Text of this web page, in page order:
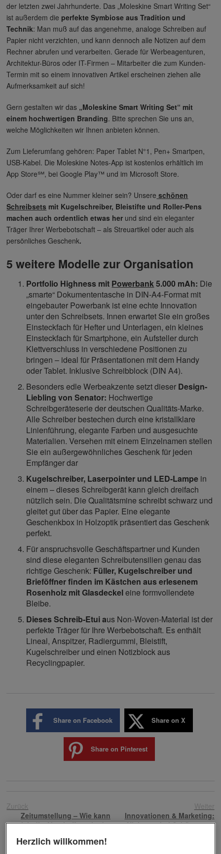
der letzten zwei Jahrhunderte. Das „Moleskine Smart Writing Set“
ist außerdem die perfekte Symbiose aus Tradition und
Technik: Man muß auf das angenehme, analoge Schreiben auf
Papier nicht verzichten, und kann dennoch alle Notizen auf dem
Rechner abrufen und verarbeiten. Gerade für Werbeagenturen,
Architektur-Büros oder IT-Firmen – Mitarbeiter die zum Kunden-
Termin mit so einem innovativen Artikel erscheinen ziehen alle
Aufmerksamkeit auf sich!
Gern gestalten wir das „Moleskine Smart Writing Set“ mit
einem hochwertigen Branding. Bitte sprechen Sie uns an,
welche Möglichkeiten wir Ihnen anbieten können.
Zum Lieferumfang gehören: Paper Tablet N°1, Pen+ Smartpen,
USB-Kabel. Die Moleskine Notes-App ist kostenlos erhältlich im
App Store℠, bei Google Play™ und im Microsoft Store.
Oder darf es eine Nummer kleiner sein? Unsere schönen
Schreibsets mit Kugelschreiber, Bleistifte und Roller-Pens
machen auch ordentlich etwas her und sind ein eleganter
Träger Ihrer Werbebotschaft – als Streuartikel oder auch als
persönliches Geschenk.
5 weitere Modelle zur Organisation
Portfolio Highness mit Powerbank5.000 mAh: Die
„smarte“ Dokumententasche in DIN-A4-Format mit
eingebauter Powerbank ist eine echte Innovation
unter den Schreibsets. Innen erwartet Sie ein großes
Einsteckfach für Hefter und Unterlagen, ein kleines
Einsteckfach für Smartphone, ein Aufsteller durch
Klettverschluss in verschiedene Positionen zu
bringen – ideal für Präsentationen mit dem Handy
oder Tablet. Inklusive Schreibblock (DIN A4).
Besonders edle Werbeakzente setzt dieser Design-
Liebling von Senator: Hochwertige
Schreibgeräteserie der deutschen Qualitäts-Marke.
Alle Schreiber bestechen durch eine kristallklare
Linienführung, elegante Farben und ausgesuchte
Materialien. Versehen mit einem Einzelnamen stellen
Sie ein außergewöhnliches Geschenk für jeden
Empfänger dar
Kugelschreiber, Laserpointer und LED-Lampe in
einem – dieses Schreibgerät kann gleich dreifach
nützlich sein. Die Qualitätsmine schreibt schwarz und
gleitet gut über das Papier. Eine elegante
Geschenkbox in Holzoptik präsentiert das Geschenk
perfekt.
Für anspruchsvolle Geschäftspartner und Kunden
sind diese eleganten Schreibutensilien genau das
richtige Geschenk: Füller, Kugelschreiber und
Brieföffner finden im Kästchen aus erlesenem
Rosenholz mit Glasdeckeleine formvollendete
Bleibe.
Dieses Schreib-Etui aus Non-Woven-Material ist der
perfekte Träger für Ihre Werbebotschaft. Es enthält
Lineal, Anspitzer, Radiergummi, Bleistift,
Kugelschreiber und einen Notizblock aus
Recyclingpapier.
Share on Facebook Share on X
Share on Pinterest
Zurück
Zeitumstellung – Wie kann
sich die Abschaffung in der
Weiter
Innovationen & Marketing:
Nicht nur bei Schönwetter
Herzlich willkommen!